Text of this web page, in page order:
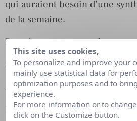
qui auraient besoin d’une
de la semaine.
Pour écouter et vous abonner
Spotify
Apple Podcasts
Deezer
This site uses cookies,
To personalize and improve your
mainly use statistical data for
optimization purposes and to
experience.
For more information or to
click on the Customize button.